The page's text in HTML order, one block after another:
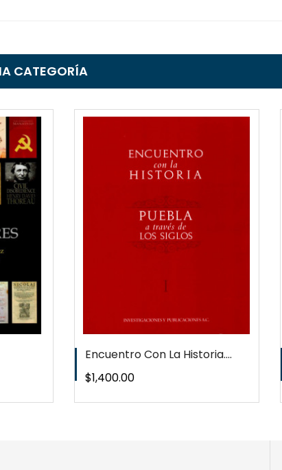
CATEGORÍA
Encuentro Con La Historia....
Precio
$1,400.00
QUICKVIEW
WISHLIST